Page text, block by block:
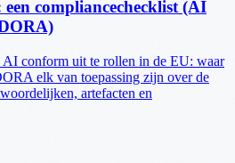
compliancechecklist (AI
AI conform uit te rollen in de EU: waar
elk van toepassing zijn over de
artefacten en